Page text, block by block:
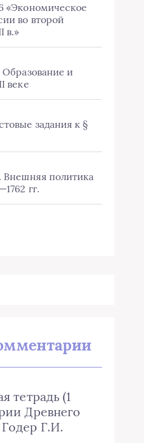
«Экономическое
во второй
в.»
Образование и
веке
задания к §
Внешняя политика
гг.
тетрадь (1
Древнего
Г.И.